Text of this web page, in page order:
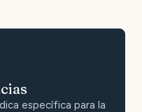
específica para la